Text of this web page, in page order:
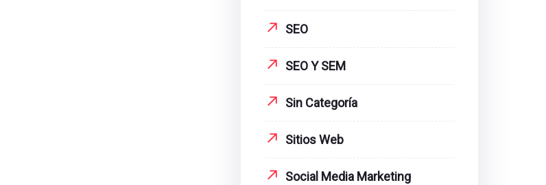
SEO
SEO Y SEM
Sin Categoría
Sitios Web
Social Media Marketing